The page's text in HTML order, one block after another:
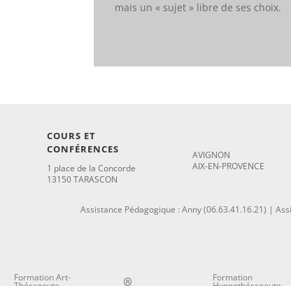
mais un « sujet » libre de ses choix.
COURS ET
CONFÉRENCES
1 place de la Concorde
13150 TARASCON
AVIGNON
AIX-EN-PROVENCE
Assistance Pédagogique : Anny (06.63.41.16.21) |
Formation Art- Formation